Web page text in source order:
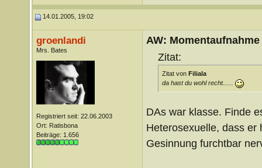
14.01.2005, 19:02
groenlandi
Mrs. Bates
Registriert seit: 22.06.2003
Ort: Ratisbona
Beiträge: 1.656
AW: Momentaufnahme
Zitat:
Zitat von Filiala
da hast du wohl recht......
DAs war klasse. Finde
Heterosexuelle, dass er
Gesinnung furchtbar